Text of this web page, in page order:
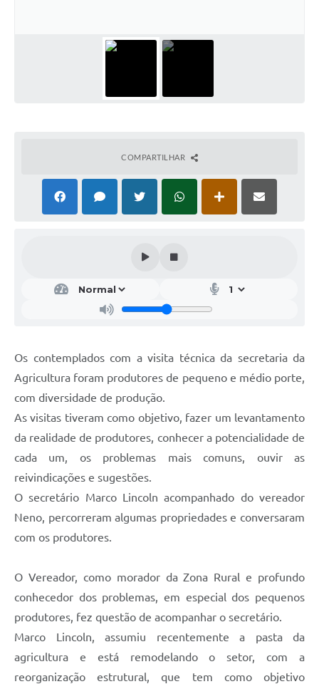
COMPARTILHAR
Os contemplados com a visita técnica da secretaria da
Agricultura foram produtores de pequeno e médio porte,
com diversidade de produção.
As visitas tiveram como objetivo, fazer um levantamento
da realidade de produtores, conhecer a potencialidade de
cada um, os problemas mais comuns, ouvir as
reivindicações e sugestões.
O secretário Marco Lincoln acompanhado do vereador
Neno, percorreram algumas propriedades e conversaram
com os produtores.
O Vereador, como morador da Zona Rural e profundo
conhecedor dos problemas, em especial dos pequenos
produtores, fez questão de acompanhar o secretário.
Marco Lincoln, assumiu recentemente a pasta da
agricultura e está remodelando o setor, com a
reorganização estrutural, que tem como objetivo